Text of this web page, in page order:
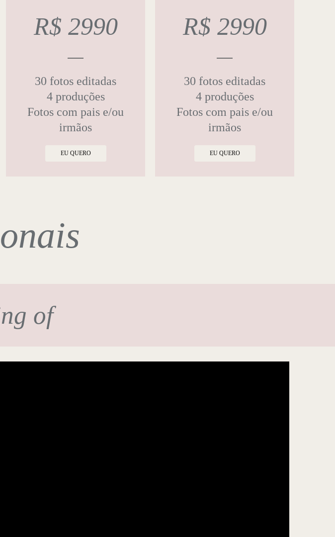
R$ 2990
30 fotos editadas
4 produções
Fotos com pais e/ou
irmãos
EU QUERO
R$ 2990
30 fotos editadas
4 produções
Fotos com pais e/ou
irmãos
EU QUERO
of